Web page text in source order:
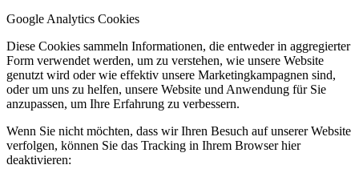
Google Analytics Cookies
Diese Cookies sammeln Informationen, die entweder in aggregierter
Form verwendet werden, um zu verstehen, wie unsere Website
genutzt wird oder wie effektiv unsere Marketingkampagnen sind,
oder um uns zu helfen, unsere Website und Anwendung für Sie
anzupassen, um Ihre Erfahrung zu verbessern.
Wenn Sie nicht möchten, dass wir Ihren Besuch auf unserer Website
verfolgen, können Sie das Tracking in Ihrem Browser hier
deaktivieren: